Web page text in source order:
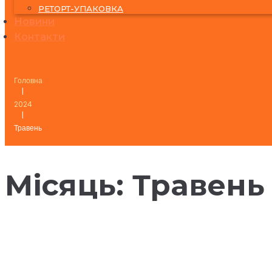
РЕТОРТ-УПАКОВКА
Новини
Контакти
Головна
|
2024
|
Травень
Місяць: Травень